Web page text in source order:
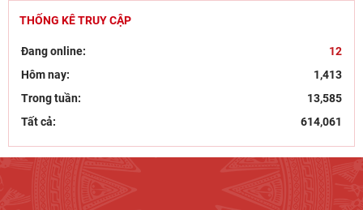
THỐNG KÊ TRUY CẬP
Đang online:
12
Hôm nay:
1,413
Trong tuần:
13,585
Tất cả:
614,061